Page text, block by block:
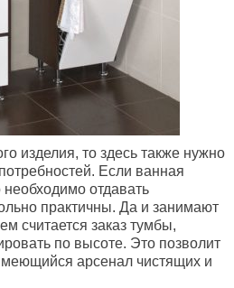
изделия, то здесь также нужно
Если ванная
отдавать
практичны. Да и занимают
считается заказ тумбы,
по высоте. Это позволит
арсенал чистящих и